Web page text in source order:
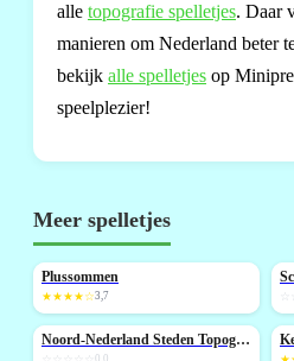
alle topografie spelletjes. Daar
manieren om Nederland beter
bekijk alle spelletjes op
speelplezier!
Meer spelletjes
Plussommen
★★★★☆3,7
NIEUW Noord-Nederland Steden Topografie